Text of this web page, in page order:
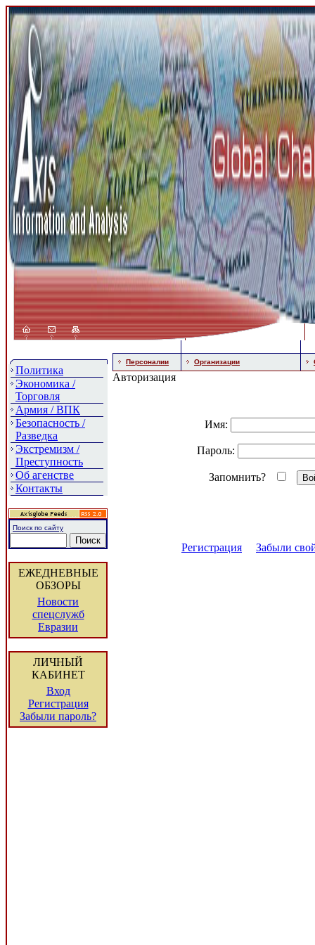
Политика
Экономика /
Торговля
Армия / ВПК
Безопасность /
Разведка
Экстремизм /
Преступность
Об агенстве
Контакты
Поиск по сайту
ЕЖЕДНЕВНЫЕ
ОБЗОРЫ
Новости
спецслужб
Евразии
ЛИЧНЫЙ
КАБИНЕТ
Вход
Регистрация
Забыли пароль?
Персоналии Организации
Авторизация
Имя:
Пароль:
Запомнить?
Регистрация Забыли